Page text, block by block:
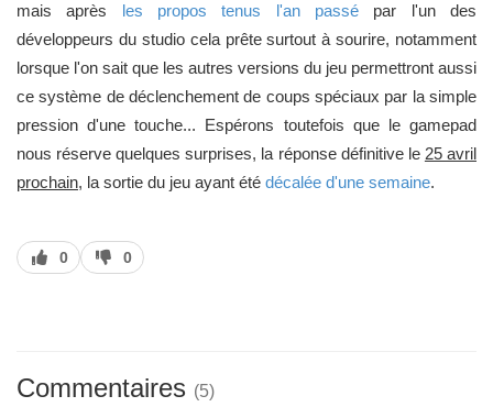
mais après les propos tenus l'an passé par l'un des
développeurs du studio cela prête surtout à sourire, notamment
lorsque l'on sait que les autres versions du jeu permettront aussi
ce système de déclenchement de coups spéciaux par la simple
pression d'une touche... Espérons toutefois que le gamepad
nous réserve quelques surprises, la réponse définitive le 25 avril
prochain, la sortie du jeu ayant été décalée d'une semaine.
J’aime
0
J’aime
pas
0
Commentaires (5)